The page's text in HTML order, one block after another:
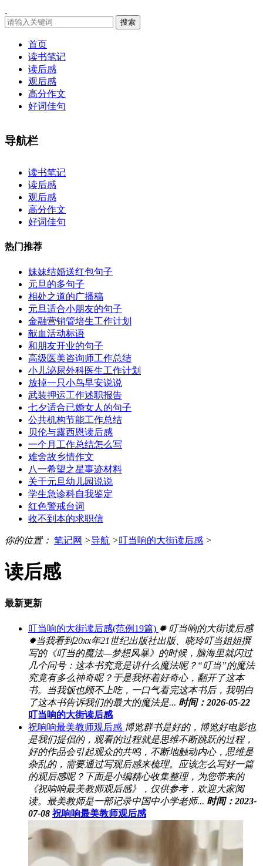
搜索
首页
读书笔记
读后感
观后感
高分作文
好词佳句
导航栏
读书笔记
读后感
观后感
高分作文
好词佳句
热门推荐
妹妹结婚送红包句子
元旦的多句子
相处之道的广播稿
元旦适合小朋友的句子
金融营销管培生工作计划
献血活动标语
和朋友开业的句子
高级医美咨询师工作总结
小儿泌尿外科医生工作计划
放掉一只小鸟早安说说
武装押运工作述职报告
七夕适合已婚女人的句子
公共机构节能工作总结
贝伦与露西恩读后感
一个月工作总结怎么写
难舍故乡情作文
八一希望之星事迹材料
关于元旦幼儿园说说
学生急诊科自我鉴定
红色警戒台词
收不到本的求职信
你的位置： 笔记网 >导航 >叮当响的大街读后感 >
读后感
最新更新
叮当响的大街读后感(范例19篇) ✹ 叮当响的大街读后感
✹当我看到20xx年21世纪出版社出版、晓玲叮当姐姐撰
写的《叮当的魔法—梦想风暴》的时候，脑海里就闪过
几个问号：这本书究竟是讲什么魔法呢？“叮当”的魔法
究竟有多么神奇呢？于是我怀着好奇心，翻开了这本
书。当我饭也顾不上吃，一口气看完这本书后，我明白
了这本书告诉我们的最大的魔法是... 时间：2026-05-22
叮当响的大街读后感
祝响响最美教师观后感 博览群书是好的，博览好电影也
是我们提倡的，观看的过程就是思维不断跳跃的过程，
好的作品会引起观众的共鸣，不断地触动内心，思维是
杂乱的，需要通过写观后感来梳理。应该怎么写好一篇
的观后感呢？下面是小编精心收集整理，为您带来的
《祝响响最美教师观后感》，仅供参考，欢迎大家阅
读。最美教师是一部记录中国中小学老师... 时间：2023-
07-08 祝响响最美教师观后感